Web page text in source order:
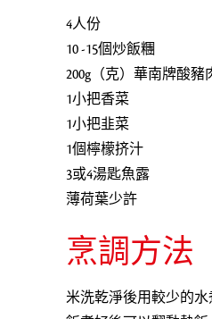
4人份
10 -15個炒飯糰
200g（克）華南牌酸豬
1小把香菜
1小把韭菜
1個檸檬挤汁
3或4湯匙魚露
薄荷葉少許
烹調方法
米洗乾淨後用較少的水